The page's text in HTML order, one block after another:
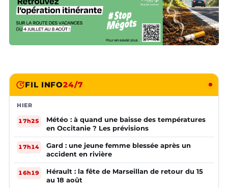
FIL INFO24/7
HIER
17h25
Météo : à quand une baisse des températures
en Occitanie ? Les prévisions
17h14
Gard : une jeune femme blessée après un
accident en rivière
16h19
Hérault : la fête de Marseillan de retour du 15
au 18 août